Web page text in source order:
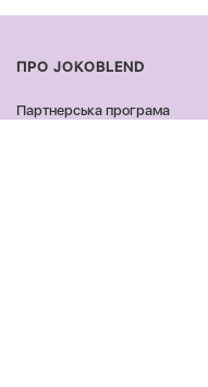
ПРО JOKOBLEND
Партнерська програма